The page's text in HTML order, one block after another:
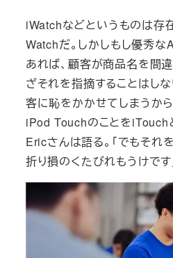
iWatchなどというものは存
Watchだ。しかしもし優秀
あれば、顧客が商品名を間
ざそれを指摘することはし
客に恥をかかせてしまうか
iPod TouchのことをiTouch
Ericさんは語る。「でもそれ
折り損のくたびれもうけです